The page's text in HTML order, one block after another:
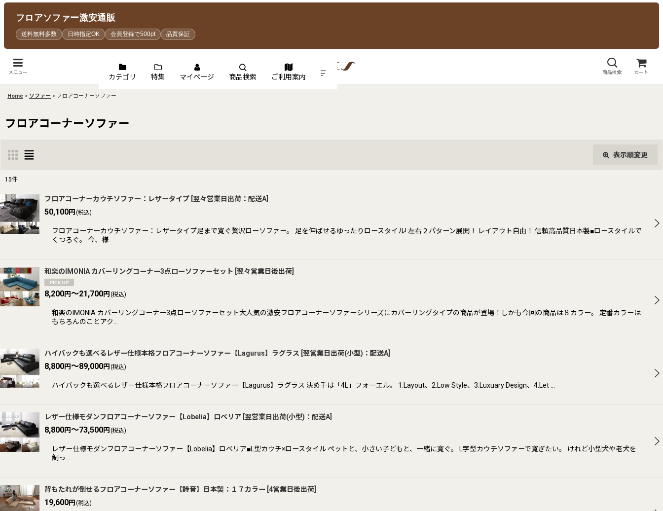
フロアソファー激安通販
送料無料多数 日時指定OK 会員登録で500pt 品質保証
メニュー 商品検索 カート
カテゴリ 特集 マイページ 商品検索 ご利用案内
Home > ソファー > フロアコーナーソファー
フロアコーナーソファー
表示順変更
表示数:
並び順:
15件
フロアコーナーカウチソファー：レザータイプ 翌々営業日出荷：配送A
50,100円 (税込)
フロアコーナーカウチソファー：レザータイプ足まで寛ぐ贅沢ローソファー。 足を伸ばせるゆったりロースタイル! 左右２パターン展開！ レイアウト自由！ 信頼高品質日本製■ロースタイルで
くつろぐ。 今、様…
和楽のIMONIA カバーリングコーナー3点ローソファーセット 翌々営業日後出荷
8,200円～21,700円 (税込)
和楽のIMONIA カバーリングコーナー3点ローソファーセット大人気の激安フロアコーナーソファーシリーズにカバーリングタイプの商品が登場！しかも今回の商品は８カラー。 定番カラーは
もちろんのことアク…
ハイバックも選べるレザー仕様本格フロアコーナーソファー【Lagurus】ラグラス 翌営業日出荷(小型)：配送A
8,800円～89,000円 (税込)
ハイバックも選べるレザー仕様本格フロアコーナーソファー【Lagurus】ラグラス 決め手は「4L」フォーエル。 1.Layout、2.Low Style、3.Luxuary Design、4.Let …
レザー仕様モダンフロアコーナーソファー【Lobelia】ロベリア 翌営業日出荷(小型)：配送A
8,800円～73,500円 (税込)
レザー仕様モダンフロアコーナーソファー【Lobelia】ロベリア■L型カウチ×ロースタイル ペットと、小さい子どもと、一緒に寛ぐ。 L字型カウチソファーで寛ぎたい。 けれど小型犬や老犬を
飼っ…
背もたれが倒せるフロアコーナーソファー【詩音】日本製：１７カラー 4営業日後出荷
19,600円 (税込)